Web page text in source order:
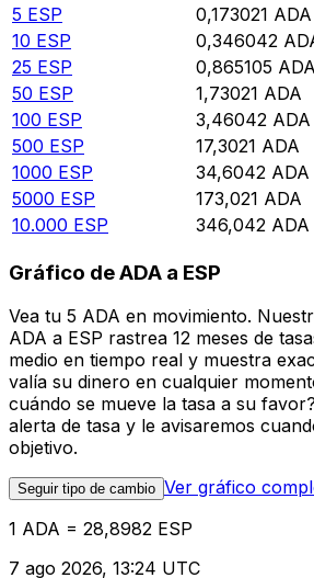
5 ESP 0,173021 ADA
10 ESP 0,346042
25 ESP 0,865105 ADA
50 ESP 1,73021 ADA
100 ESP 3,46042 ADA
500 ESP 17,3021 ADA
1000 ESP 34,6042 ADA
5000 ESP 173,021 ADA
10.000 ESP 346,042 ADA
Gráfico de ADA a ESP
Vea tu 5 ADA en movimiento.
ADA a ESP rastrea 12 meses de
medio en tiempo real y muestra
valía su dinero en cualquier
cuándo se mueve la tasa a su
alerta de tasa y le avisaremos
objetivo.
Seguir tipo de cambio Ver gráfico
1 ADA = 28,8982 ESP
7 ago 2026, 13:24 UTC